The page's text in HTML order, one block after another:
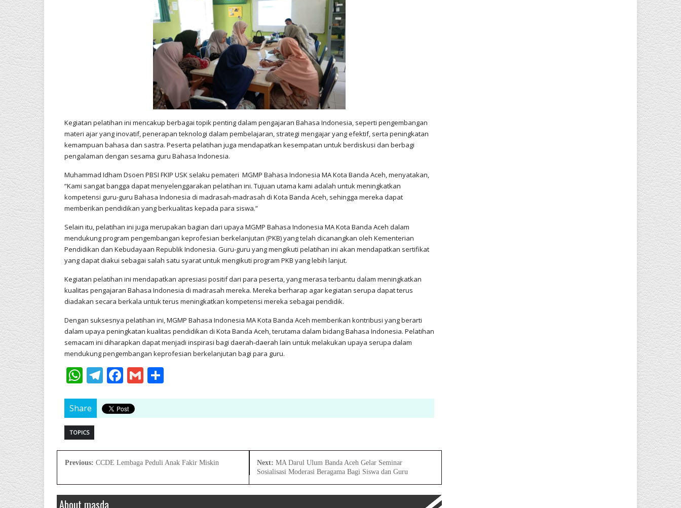
Kegiatan pelatihan ini mencakup berbagai topik penting dalam pengajaran Bahasa Indonesia, seperti pengembangan
materi ajar yang inovatif, penerapan teknologi dalam pembelajaran, strategi mengajar yang efektif, serta peningkatan
kemampuan bahasa dan sastra. Peserta pelatihan juga mendapatkan kesempatan untuk berdiskusi dan berbagi
pengalaman dengan sesama guru Bahasa Indonesia.
Muhammad Idham Dsoen PBSI FKIP USK selaku pemateri MGMP Bahasa Indonesia MA Kota Banda Aceh, menyatakan,
“Kami sangat bangga dapat menyelenggarakan pelatihan ini. Tujuan utama kami adalah untuk meningkatkan
kompetensi guru-guru Bahasa Indonesia di madrasah-madrasah di Kota Banda Aceh, sehingga mereka dapat
memberikan pendidikan yang berkualitas kepada para siswa.”
Selain itu, pelatihan ini juga merupakan bagian dari upaya MGMP Bahasa Indonesia MA Kota Banda Aceh dalam
mendukung program pengembangan keprofesian berkelanjutan (PKB) yang telah dicanangkan oleh Kementerian
Pendidikan dan Kebudayaan Republik Indonesia. Guru-guru yang mengikuti pelatihan ini akan mendapatkan sertifikat
yang dapat diakui sebagai salah satu syarat untuk mengikuti program PKB yang lebih lanjut.
Kegiatan pelatihan ini mendapatkan apresiasi positif dari para peserta, yang merasa terbantu dalam meningkatkan
kualitas pengajaran Bahasa Indonesia di madrasah mereka. Mereka berharap agar kegiatan serupa dapat terus
diadakan secara berkala untuk terus meningkatkan kompetensi mereka sebagai pendidik.
Dengan suksesnya pelatihan ini, MGMP Bahasa Indonesia MA Kota Banda Aceh memberikan kontribusi yang berarti
dalam upaya peningkatan kualitas pendidikan di Kota Banda Aceh, terutama dalam bidang Bahasa Indonesia. Pelatihan
semacam ini diharapkan dapat menjadi inspirasi bagi daerah-daerah lain untuk melakukan upaya serupa dalam
mendukung pengembangan keprofesian berkelanjutan bagi para guru.
WhatsApp
Telegram
Facebook
Gmail
Share
TOPICS
Previous: CCDE Lembaga Peduli Anak Fakir Miskin Next:MA Darul Ulum Banda Aceh Gelar Seminar
Sosialisasi Moderasi Beragama Bagi Siswa dan Guru
About masda